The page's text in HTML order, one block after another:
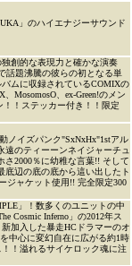
」のハイエナジーサウンド
創的な表現力と確かな演奏
話題沸騰の彼らの初となる単
ムに収録されているCOMIXの
MosomosO、ex-Green!のメン
！ステッカー付き！！限定
ノイズパンク"SxNxHx"1stアル
のティーーンネイジャーチュ
さ2000％に幼稚な言葉!! そして
辺の底の底から這い出したト
ジャケット使用!! 完全限定300
」！数多くのユニットの中
Cosmic Inferno」の2012年ス
加入した暴走HCドラマーのオ
中心に変幻自在に広がる約1時
！溢れるサイケロック魂に注